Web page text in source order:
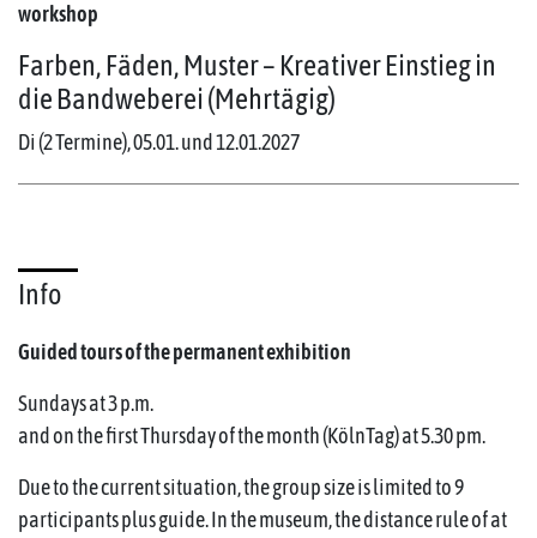
workshop
Farben, Fäden, Muster – Kreativer Einstieg in
die Bandweberei (Mehrtägig)
Di (2 Termine), 05.01. und 12.01.2027
Info
Guided tours of the permanent exhibition
Sundays at 3 p.m.
and on the first Thursday of the month (KölnTag) at 5.30 pm.
Due to the current situation, the group size is limited to 9
participants plus guide. In the museum, the distance rule of at